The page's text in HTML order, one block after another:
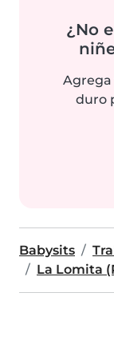
¿No
duro
Babysits
La Lomita